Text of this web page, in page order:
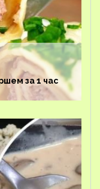
за 1 час